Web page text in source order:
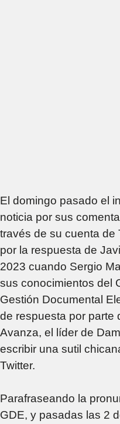
El domingo pasado el
noticia por sus
través de su cuenta de
por la respuesta de
2023 cuando Sergio
sus conocimientos del
Gestión Documental
de respuesta por parte
Avanza, el líder de
escribir una sutil
Twitter.
Parafraseando la
GDE, y pasadas las 2